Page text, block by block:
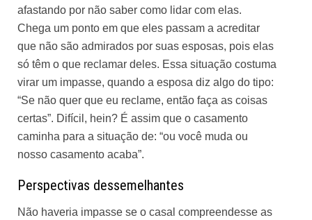
afastando por não saber como lidar com elas.
Chega um ponto em que eles passam a acreditar
que não são admirados por suas esposas, pois elas
só têm o que reclamar deles. Essa situação costuma
virar um impasse, quando a esposa diz algo do tipo:
“Se não quer que eu reclame, então faça as coisas
certas”. Difícil, hein? É assim que o casamento
caminha para a situação de: “ou você muda ou
nosso casamento acaba”.
Perspectivas dessemelhantes
Não haveria impasse se o casal compreendesse as